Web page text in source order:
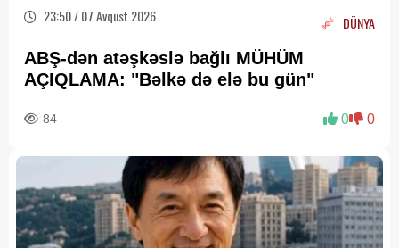
23:50 / 07 Avqust 2026 DÜNYA
ABŞ-dən atəşkəslə bağlı MÜHÜM
AÇIQLAMA: "Bəlkə də elə bu gün"
84 0 0